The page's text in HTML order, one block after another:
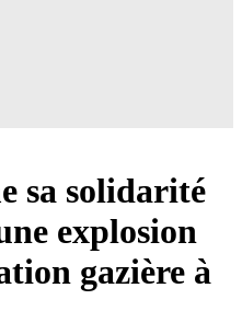
sa solidarité
explosion
gazière à